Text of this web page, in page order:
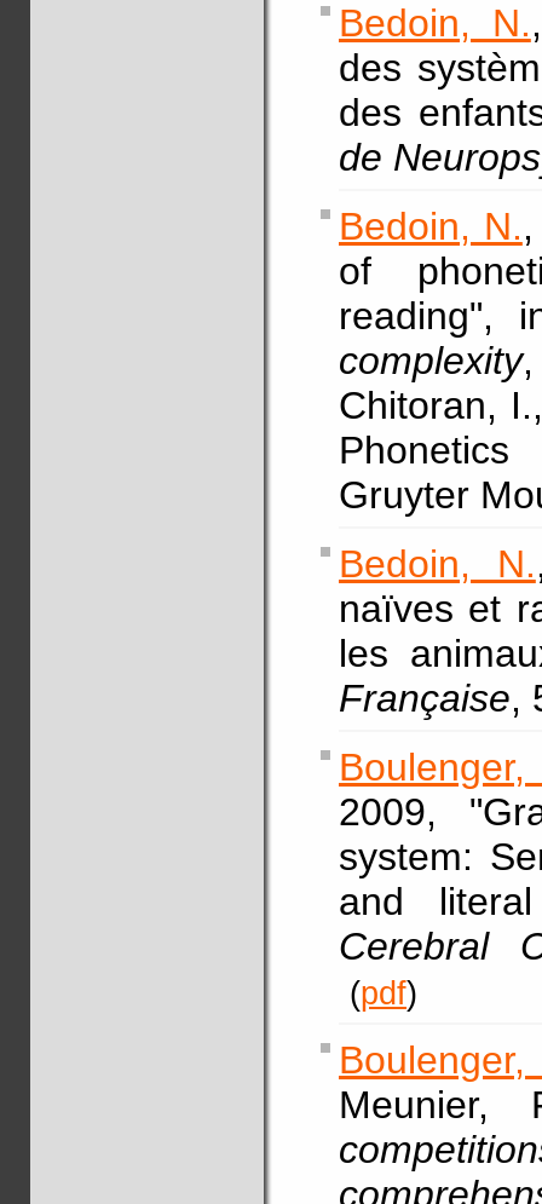
Bedoin, N.
des
des
de
Bedoin, N.
of
reading",
complexity
Chitoran,
Gruyter
Bedoin, N.
naïves et
les
Française,
Boulenger,
2009,
system:
and
Cerebral
(pdf)